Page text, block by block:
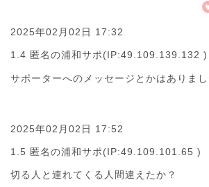
2025年02月02日 17:32
1.4 匿名の浦和サポ(IP:49.109.139.132 )
サポーターへのメッセージとかはありまし
2025年02月02日 17:52
1.5 匿名の浦和サポ(IP:49.109.101.65 )
切る人と連れてくる人間違えたか？